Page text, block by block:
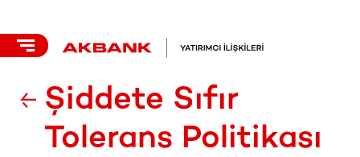
Şiddete Sıfır
Tolerans Politikası